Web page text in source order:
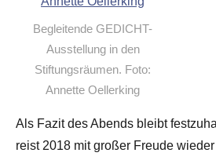
Begleitende GEDICHT-
Ausstellung in den
Stiftungsräumen. Foto:
Annette Oellerking
Als Fazit des Abends bleibt
reist 2018 mit großer Freude